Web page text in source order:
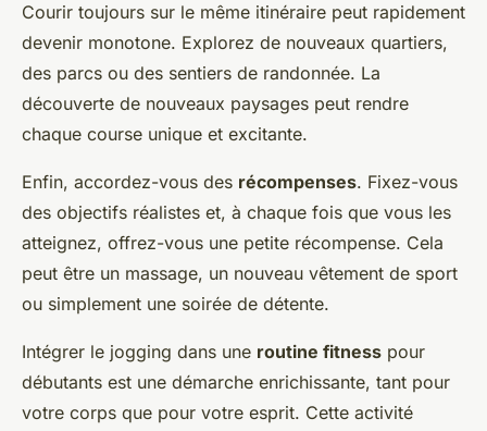
Courir toujours sur le même itinéraire peut rapidement
devenir monotone. Explorez de nouveaux quartiers,
des parcs ou des sentiers de randonnée. La
découverte de nouveaux paysages peut rendre
chaque course unique et excitante.
Enfin, accordez-vous des récompenses. Fixez-vous
des objectifs réalistes et, à chaque fois que vous les
atteignez, offrez-vous une petite récompense. Cela
peut être un massage, un nouveau vêtement de sport
ou simplement une soirée de détente.
Intégrer le jogging dans une routine fitness pour
débutants est une démarche enrichissante, tant pour
votre corps que pour votre esprit. Cette activité